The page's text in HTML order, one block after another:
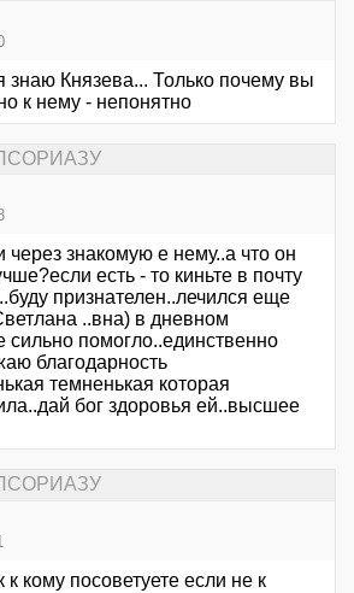
знаю Князева... Только почему вы
к нему - непонятно
через знакомую е нему..а что он
есть - то киньте в почту
признателен..лечился еще
..вна) в дневном
сильно помогло..единственно
благодарность
темненькая которая
бог здоровья ей..высшее
к кому посоветуете если не к